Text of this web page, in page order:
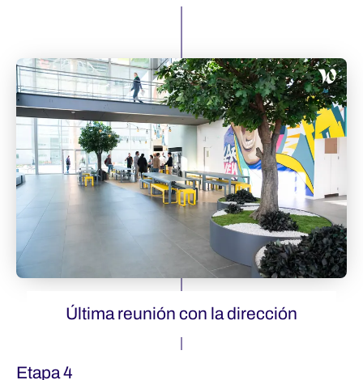
Última reunión con la dirección
Etapa 4